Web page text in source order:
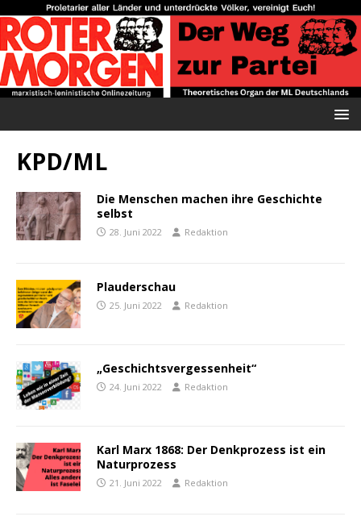
KPD/ML
Die Menschen machen ihre Geschichte
selbst
28. Juni 2022 Redaktion
Plauderschau
25. Juni 2022 Redaktion
„Geschichtsvergessenheit“
24. Juni 2022 Redaktion
Karl Marx 1868: Der Denkprozess ist ein
Naturprozess
21. Juni 2022 Redaktion